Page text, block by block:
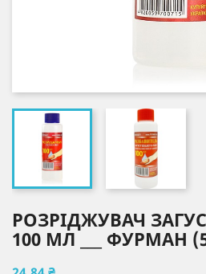
РОЗРІДЖУВАЧ
100 МЛ ___ ФУРМАН